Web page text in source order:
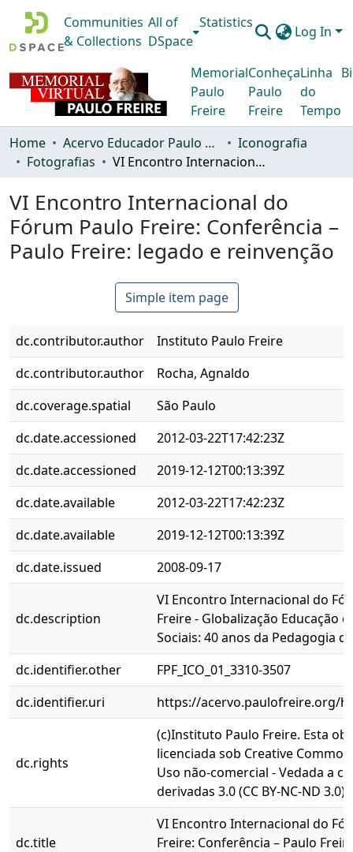
Communities
& Collections
All of
DSpace
Statistics
Log In
Memorial
Paulo
Freire
Conheça
Paulo
Freire
Linha
do
Tempo
Home Acervo Educador Paulo Freire
Iconografia
Fotografias
VI Encontro Internacional do Fórum Paulo Freire: Conferência – Paulo Freire: legado e reinvenção
VI Encontro Internacional do
Fórum Paulo Freire: Conferência –
Paulo Freire: legado e reinvenção
Simple item page
dc.contributor.author
Instituto Paulo Freire
dc.contributor.author
Rocha, Agnaldo
dc.coverage.spatial
São Paulo
dc.date.accessioned
2012-03-22T17:42:23Z
dc.date.accessioned
2019-12-12T00:13:39Z
dc.date.available
2012-03-22T17:42:23Z
dc.date.available
2019-12-12T00:13:39Z
dc.date.issued
2008-09-17
dc.description
VI Encontro Internacional do
Freire - Globalização Educação
Sociais: 40 anos da Pedagogia
dc.identifier.other
FPF_ICO_01_3310-3507
dc.identifier.uri
https://acervo.paulofreire.org/
dc.rights
(c)Instituto Paulo Freire. Esta
licenciada sob Creative
Uso não-comercial - Vedada a
derivadas 3.0 (CC BY-NC-ND 3.0)
dc.title
VI Encontro Internacional do
Freire: Conferência – Paulo